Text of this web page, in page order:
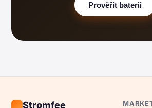
Prověřit baterii
Stromfee